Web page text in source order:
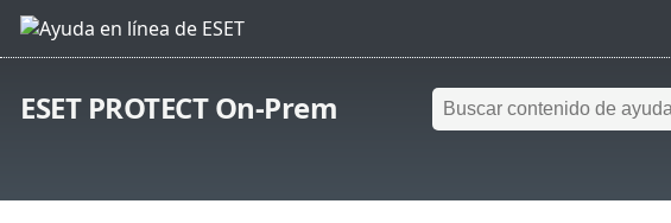
ESET PROTECT On-Prem